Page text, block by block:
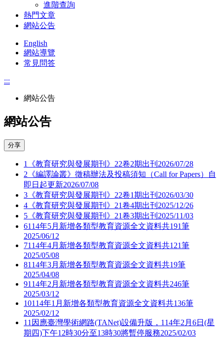
進階查詢
熱門文章
網站公告
English
網站導覽
常見問答
:::
網站公告
網站公告
分享
1 《教育研究與發展期刊》22卷2期出刊 2026/07/28
2 《編譯論叢》徵稿辦法及投稿須知（Call for Papers）自
即日起更新2026/07/08
3 《教育研究與發展期刊》22卷1期出刊 2026/03/30
4 《教育研究與發展期刊》21卷4期出刊 2025/12/26
5 《教育研究與發展期刊》21卷3期出刊 2025/11/03
6114年5月新增各類型教育資源全文資料共191筆
2025/06/12
7114年4月新增各類型教育資源全文資料共121筆
2025/05/08
8114年3月新增各類型教育資源全文資料共19筆
2025/04/08
9114年2月新增各類型教育資源全文資料共246筆
2025/03/12
10114年1月新增各類型教育資源全文資料共136筆
2025/02/12
11 因應臺灣學術網路(TANet)設備升版，114年2月6日(星
期四)下午12時30分至13時30將暫停服務2025/02/03